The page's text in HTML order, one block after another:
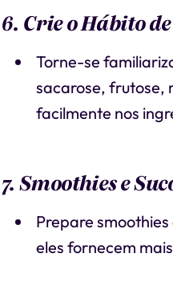
6. Crie o Hábito
Torne-se
sacarose, frutose,
facilmente nos
7. Smoothies e
Prepare
eles fornecem